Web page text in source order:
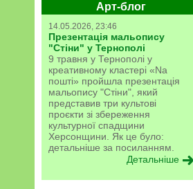
Арт-блог
14.05.2026, 23:46
Презентація мальопису
"Стіни" у Тернополі
9 травня у Тернополі у
креативному кластері «Na
пошті» пройшла презентація
мальопису "Стіни", який
представив три культові
проєкти зі збереження
культурної спадщини
Херсонщини. Як це було:
детальніше за посиланням.
Детальніше